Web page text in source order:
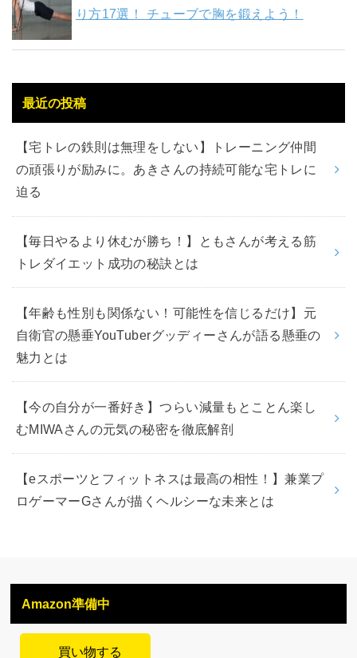
り方17選！ チューブで胸を鍛えよう！
最近の投稿
【宅トレの鉄則は無理をしない】トレーニング仲間
の頑張りが励みに。あきさんの持続可能な宅トレに
迫る
【毎日やるより休むが勝ち！】ともさんが考える筋
トレダイエット成功の秘訣とは
【年齢も性別も関係ない！可能性を信じるだけ】元
自衛官の懸垂YouTuberグッディーさんが語る懸垂の
魅力とは
【今の自分が一番好き】つらい減量もとことん楽し
むMIWAさんの元気の秘密を徹底解剖
【eスポーツとフィットネスは最高の相性！】兼業プ
ロゲーマーGさんが描くヘルシーな未来とは
Amazon準備中
買い物する